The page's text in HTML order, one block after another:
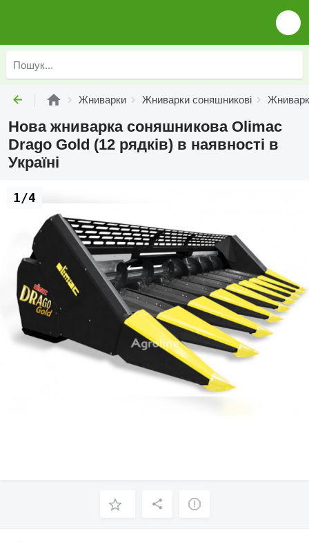
Жниварки Жниварки соняшникові
Нова жниварка соняшникова Olimac
Drago Gold (12 рядків) в наявності в
Україні
1/4